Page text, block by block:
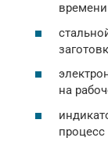
на
процесс